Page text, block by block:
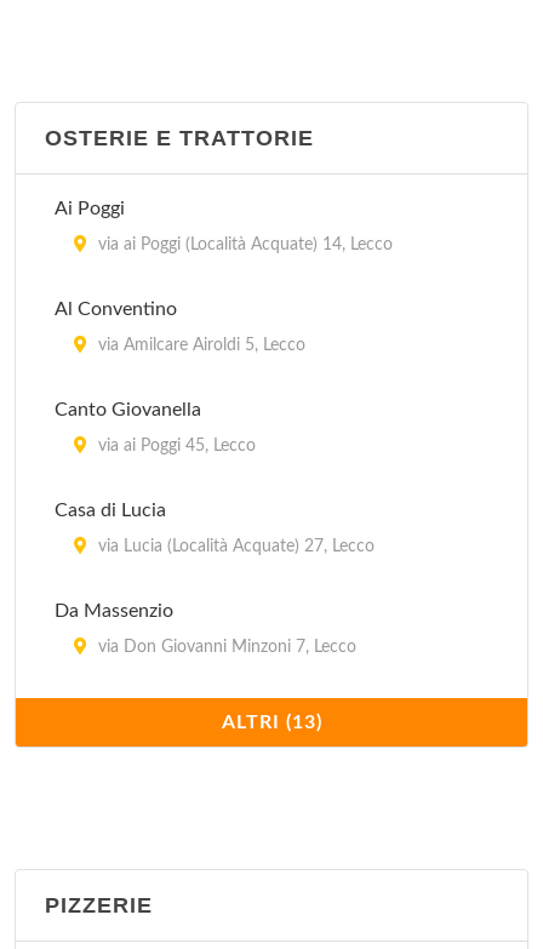
OSTERIE E TRATTORIE
Ai Poggi
via ai Poggi (Località Acquate) 14, Lecco
Al Conventino
via Amilcare Airoldi 5, Lecco
Canto Giovanella
via ai Poggi 45, Lecco
Casa di Lucia
via Lucia (Località Acquate) 27, Lecco
Da Massenzio
via Don Giovanni Minzoni 7, Lecco
corso Bergamo 9, Lecco
Malpensata
ALTRI (13)
PIZZERIE